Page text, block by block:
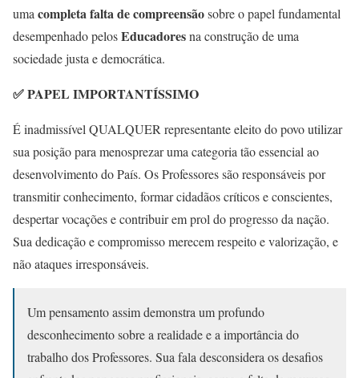
uma completa falta de compreensãosobre o papel fundamental
desempenhado pelosEducadoresna construção de uma
sociedade justa e democrática.
✅ PAPEL IMPORTANTÍSSIMO
É inadmissível QUALQUER representante eleito do povo utilizar
sua posição para menosprezar uma categoria tão essencial ao
desenvolvimento do País. Os Professores são responsáveis por
transmitir conhecimento, formar cidadãos críticos e conscientes,
despertar vocações e contribuir em prol do progresso da nação.
Sua dedicação e compromisso merecem respeito e valorização, e
não ataques irresponsáveis.
Um pensamento assim demonstra um profundo
desconhecimento sobre a realidade e a importância do
trabalho dos Professores. Sua fala desconsidera os desafios